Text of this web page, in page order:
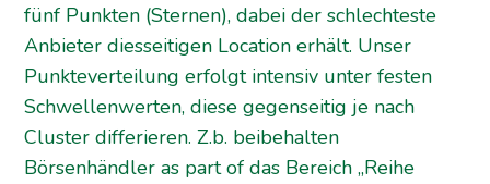
fünf Punkten (Sternen), dabei der schlechteste
Anbieter diesseitigen Location erhält. Unser
Punkteverteilung erfolgt intensiv unter festen
Schwellenwerten, diese gegenseitig je nach
Cluster differieren. Z.b. beibehalten
Börsenhändler as part of das Bereich „Reihe